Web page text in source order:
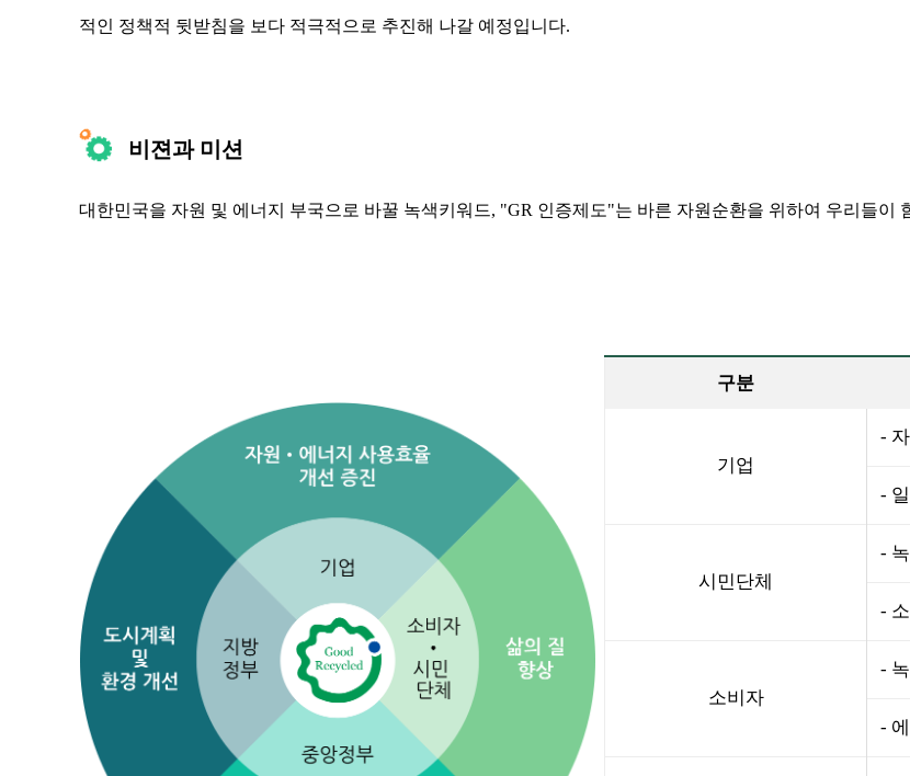
적인 정책적 뒷받침을 보다 적극적으로 추진해 나갈 예정입니다.
비젼과 미션
대한민국을 자원 및 에너지 부국으로 바꿀 녹색키워드, "GR 인증제도"는 바른 자원순환을 위하여 우리들이
구분
기업
-
-
시민단체
-
-
소비자
-
-